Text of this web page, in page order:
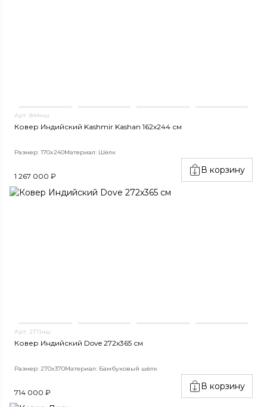
Арт. 844нш
Ковер Индийский Kashmir Kashan 162x244 см
Размер: 170x240Материал: Шёлк
1 267 000 ₽
В корзину
Арт. 2711нш
Ковер Индийский Dove 272x365 см
Размер: 270x370Материал: Бамбуковый шёлк
714 000 ₽
В корзину